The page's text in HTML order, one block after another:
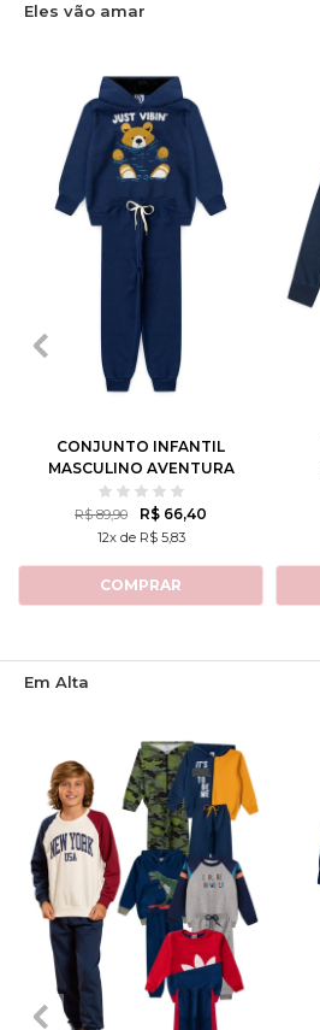
Eles vão amar
3 4
CONJUNTO INFANTIL
MASCULINO AVENTURA
NO LAGO
R$ 89,90 R$ 66,40
12x de R$ 5,83
COMPRAR
Em Alta
2